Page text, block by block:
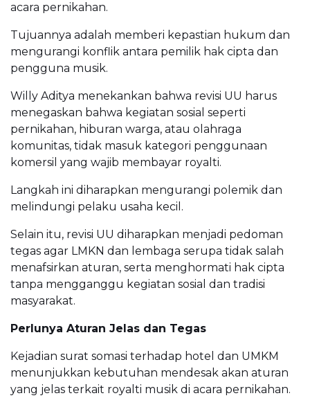
acara pernikahan.
Tujuannya adalah memberi kepastian hukum dan
mengurangi konflik antara pemilik hak cipta dan
pengguna musik.
Willy Aditya menekankan bahwa revisi UU harus
menegaskan bahwa kegiatan sosial seperti
pernikahan, hiburan warga, atau olahraga
komunitas, tidak masuk kategori penggunaan
komersil yang wajib membayar royalti.
Langkah ini diharapkan mengurangi polemik dan
melindungi pelaku usaha kecil.
Selain itu, revisi UU diharapkan menjadi pedoman
tegas agar LMKN dan lembaga serupa tidak salah
menafsirkan aturan, serta menghormati hak cipta
tanpa mengganggu kegiatan sosial dan tradisi
masyarakat.
Perlunya Aturan Jelas dan Tegas
Kejadian surat somasi terhadap hotel dan UMKM
menunjukkan kebutuhan mendesak akan aturan
yang jelas terkait royalti musik di acara pernikahan.